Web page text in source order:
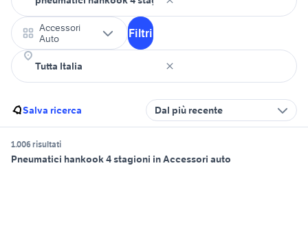
Accessori
Auto
Filtri
Salva ricerca Dal più recente
1.006 risultati
Pneumatici hankook 4 stagioni in Accessori auto